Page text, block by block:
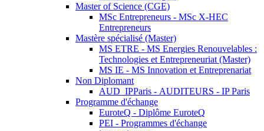
Master of Science (CGE)
MSc Entrepreneurs - MSc X-HEC
Entrepreneurs
Mastère spécialisé (Master)
MS ETRE - MS Energies Renouvelables :
Technologies et Entrepreneuriat (Master)
MS IE - MS Innovation et Entreprenariat
Non Diplomant
AUD_IPParis - AUDITEURS - IP Paris
Programme d'échange
EuroteQ - Diplôme EuroteQ
PEI - Programmes d'échange